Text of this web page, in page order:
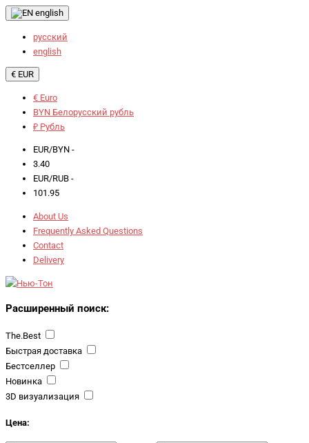
english
русский
english
€ EUR
€ Euro
BYN Белорусский рубль
₽ Рубль
EUR/BYN -
3.40
EUR/RUB -
101.95
About Us
Frequently Asked Questions
Contact
Delivery
Расширенный поиск:
The.Best
Быстрая доставка
Бестселлер
Новинка
3D визуализация
Цена: